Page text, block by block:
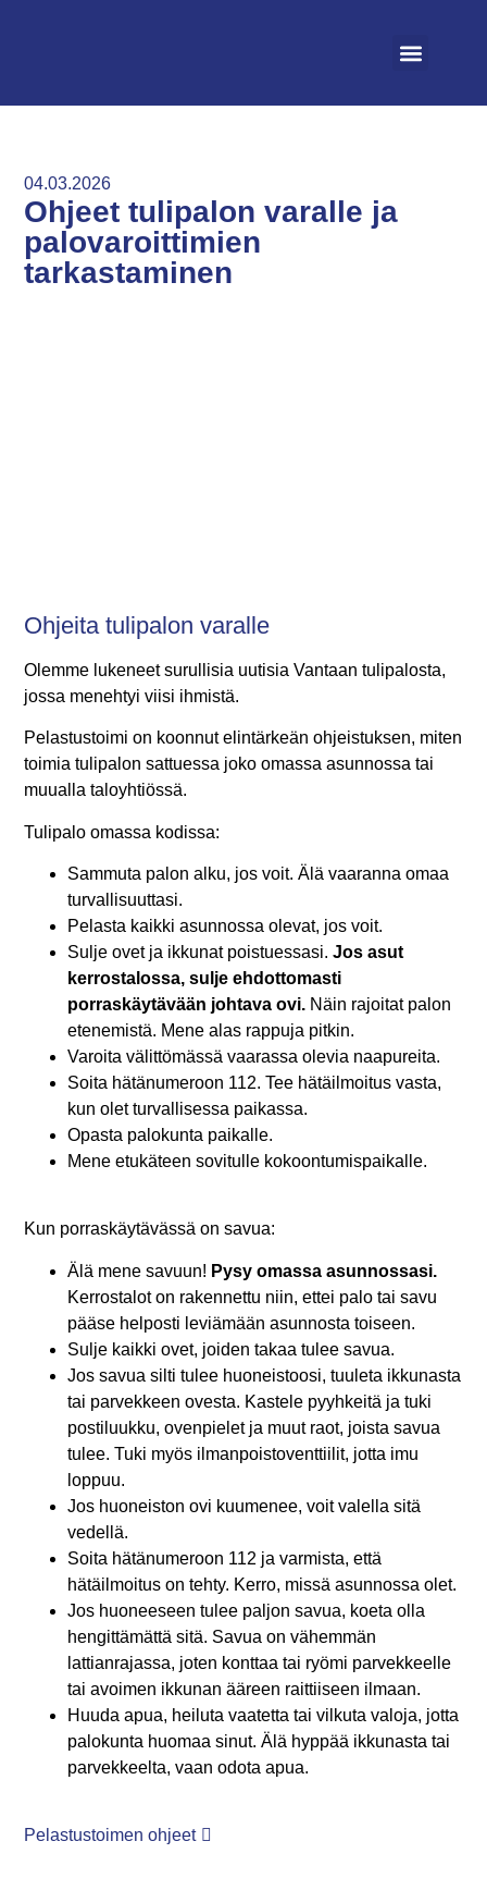
04.03.2026
Ohjeet tulipalon varalle ja
palovaroittimien
tarkastaminen
Ohjeita tulipalon varalle
Olemme lukeneet surullisia uutisia Vantaan tulipalosta,
jossa menehtyi viisi ihmistä.
Pelastustoimi on koonnut elintärkeän ohjeistuksen, miten
toimia tulipalon sattuessa joko omassa asunnossa tai
muualla taloyhtiössä.
Tulipalo omassa kodissa:
Sammuta palon alku, jos voit. Älä vaaranna omaa
turvallisuuttasi.
Pelasta kaikki asunnossa olevat, jos voit.
Sulje ovet ja ikkunat poistuessasi.Jos asut
kerrostalossa, sulje ehdottomasti
porraskäytävään johtava ovi. Näin rajoitat palon
etenemistä. Mene alas rappuja pitkin.
Varoita välittömässä vaarassa olevia naapureita.
Soita hätänumeroon 112. Tee hätäilmoitus vasta,
kun olet turvallisessa paikassa.
Opasta palokunta paikalle.
Mene etukäteen sovitulle kokoontumispaikalle.
Kun porraskäytävässä on savua:
Älä mene savuun! Pysy omassa asunnossasi.
Kerrostalot on rakennettu niin, ettei palo tai savu
pääse helposti leviämään asunnosta toiseen.
Sulje kaikki ovet, joiden takaa tulee savua.
Jos savua silti tulee huoneistoosi, tuuleta ikkunasta
tai parvekkeen ovesta. Kastele pyyhkeitä ja tuki
postiluukku, ovenpielet ja muut raot, joista savua
tulee. Tuki myös ilmanpoistoventtiilit, jotta imu
loppuu.
Jos huoneiston ovi kuumenee, voit valella sitä
vedellä.
Soita hätänumeroon 112 ja varmista, että
hätäilmoitus on tehty. Kerro, missä asunnossa olet.
Jos huoneeseen tulee paljon savua, koeta olla
hengittämättä sitä. Savua on vähemmän
lattianrajassa, joten konttaa tai ryömi parvekkeelle
tai avoimen ikkunan ääreen raittiiseen ilmaan.
Huuda apua, heiluta vaatetta tai vilkuta valoja, jotta
palokunta huomaa sinut. Älä hyppää ikkunasta tai
parvekkeelta, vaan odota apua.
Pelastustoimen ohjeet